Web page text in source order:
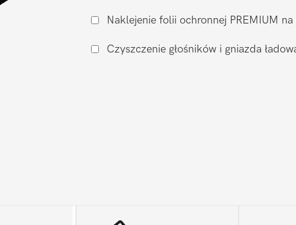
zamiennik
Realme
Naklejenie folii ochronnej PREMIUM na
Czyszczenie głośników i gniazda